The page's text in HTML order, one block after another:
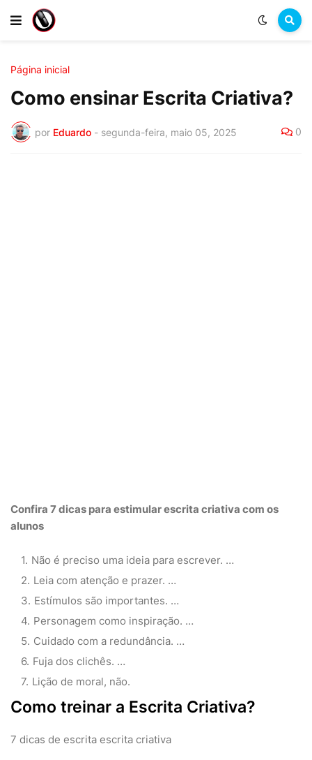
Página inicial
Como ensinar Escrita Criativa?
por Eduardo - segunda-feira, maio 05, 2025 0
Confira 7 dicas para estimularescrita criativa com os
alunos
Não é preciso uma ideia para escrever. …
Leia com atenção e prazer. …
Estímulos são importantes. …
Personagem como inspiração. …
Cuidado com a redundância. …
Fuja dos clichês. …
Lição de moral, não.
Como treinar a Escrita Criativa?
7 dicas de escrita escrita criativa